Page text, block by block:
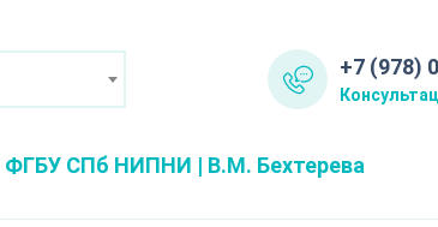
+7 (978)
ФГБУ СПб НИПНИ | В.М. Бехтерева